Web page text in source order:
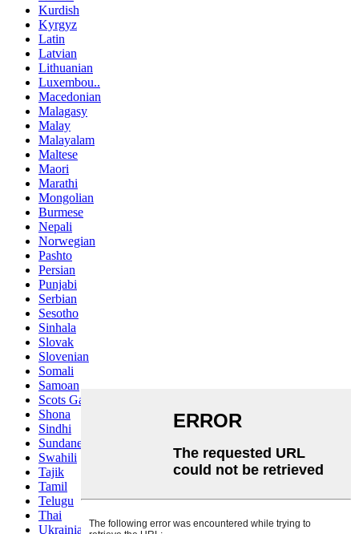
Kurdish
Kyrgyz
Latin
Latvian
Lithuanian
Luxembou..
Macedonian
Malagasy
Malay
Malayalam
Maltese
Maori
Marathi
Mongolian
Burmese
Nepali
Norwegian
Pashto
Persian
Punjabi
Serbian
Sesotho
Sinhala
Slovak
Slovenian
Somali
Samoan
Scots Gaelic
Shona
Sindhi
Sundanese
Swahili
Tajik
Tamil
Telugu
Thai
Ukrainian